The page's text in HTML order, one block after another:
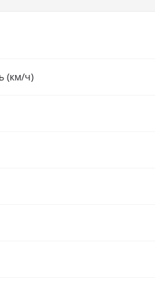
(км/ч)